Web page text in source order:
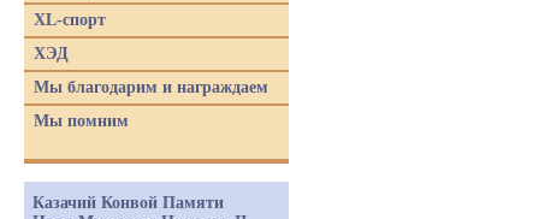
XL-спорт
ХЭД
Мы благодарим и награждаем
Мы помним
Казачий Конвой Памяти